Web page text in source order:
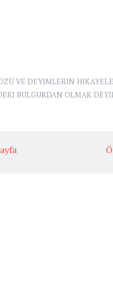
VE DEYIMLERIN
BULGURDAN OLMAK